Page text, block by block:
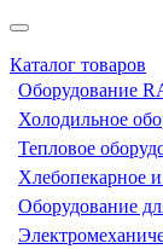
Каталог товаров
Оборудование
Холодильное
Тепловое
Хлебопекарное
Оборудование